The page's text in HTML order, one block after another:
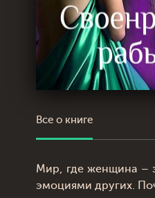
Все о книге
Мир, где женщина –
эмоциями других.